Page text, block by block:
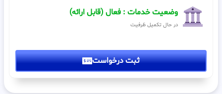
وضعیت خدمات : فعال (قابل ارائه)
در حال تکمیل ظرفیت
ثبت درخواست